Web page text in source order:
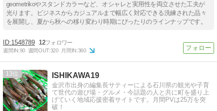
geometrikoやスタンドカラーなど、オシャレと実用性を両立させた工夫が
光ります。ビジネスからカジュアルまで幅広く対応できる洗練された品々
を展開し、夏から秋への移り変わり時期にぴったりのラインナップです。
1548789 12
週間IN:90 週間OUT:320 月間IN:360
13 ISHIKAWA19
金沢市出身の編集長サティーによる石川県の観光や子育
て世代の遊び場・グルメ・今話題の人と共に町を盛り上
げていく地域応援密着サイトです。月間PVは25万を突
破！